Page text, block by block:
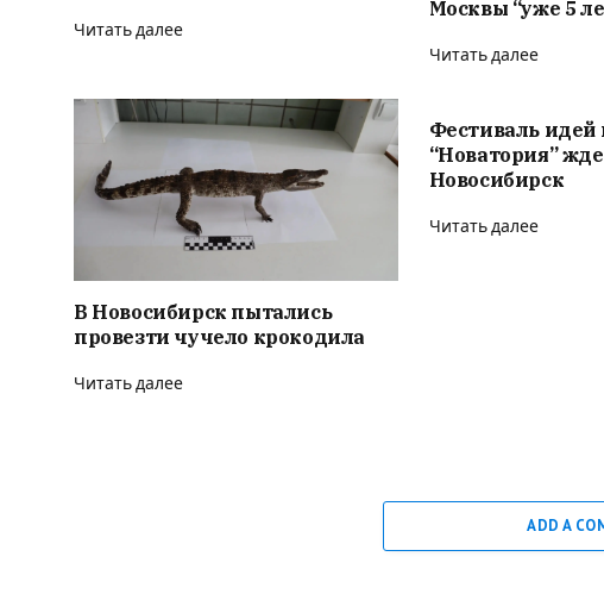
Читать далее
Москвы “уже 5
Читать далее
В Новосибирск пытались
провезти чучело крокодила
Читать далее
Фестиваль
“Новатория”
Новосибирск
Читать далее
ADD A